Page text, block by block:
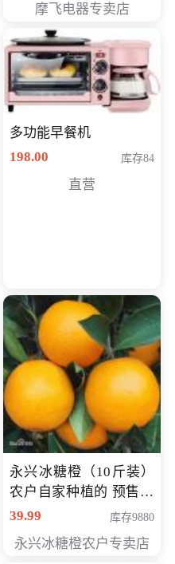
摩飞电器专卖店
多功能早餐机
198.00
库存84
直营
永兴冰糖橙（10斤装）
农户自家种植的 预售10
万斤 会员包邮专享价
39.99 库存9880
永兴冰糖橙农户专卖店